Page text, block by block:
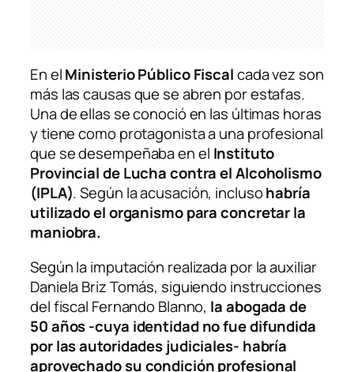
En elMinisterio Público Fiscalcada vez son
más las causas que se abren por estafas.
Una de ellas se conoció en las últimas horas
y tiene como protagonista a una profesional
que se desempeñaba en el Instituto
Provincial de Lucha contra el Alcoholismo
(IPLA). Según la acusación, inclusohabría
utilizado el organismo para concretar la
maniobra.
Según la imputación realizada por la auxiliar
Daniela Briz Tomás, siguiendo instrucciones
del fiscal Fernando Blanno, la abogada de
50 años -cuya identidad no fue difundida
por las autoridades judiciales- habría
aprovechado su condición profesional